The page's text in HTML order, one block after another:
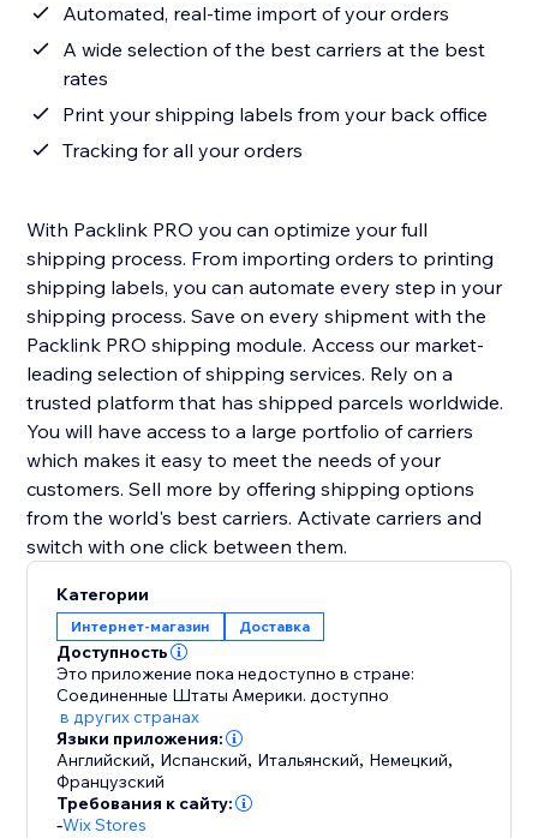
Automated, real-time import of your orders
A wide selection of the best carriers at the best
rates
Print your shipping labels from your back office
Tracking for all your orders
With Packlink PRO you can optimize your full
shipping process. From importing orders to printing
shipping labels, you can automate every step in your
shipping process. Save on every shipment with the
Packlink PRO shipping module. Access our market-
leading selection of shipping services. Rely on a
trusted platform that has shipped parcels worldwide.
You will have access to a large portfolio of carriers
which makes it easy to meet the needs of your
customers. Sell more by offering shipping options
from the world's best carriers. Activate carriers and
switch with one click between them.
Категории
Интернет-магазин Доставка
Доступность
Это приложение пока недоступно в стране:
Соединенные Штаты Америки.доступно
в других странах
Языки приложения:
Английский, Испанский, Итальянский, Немецкий,
Французский
Требования к сайту:
-Wix Stores